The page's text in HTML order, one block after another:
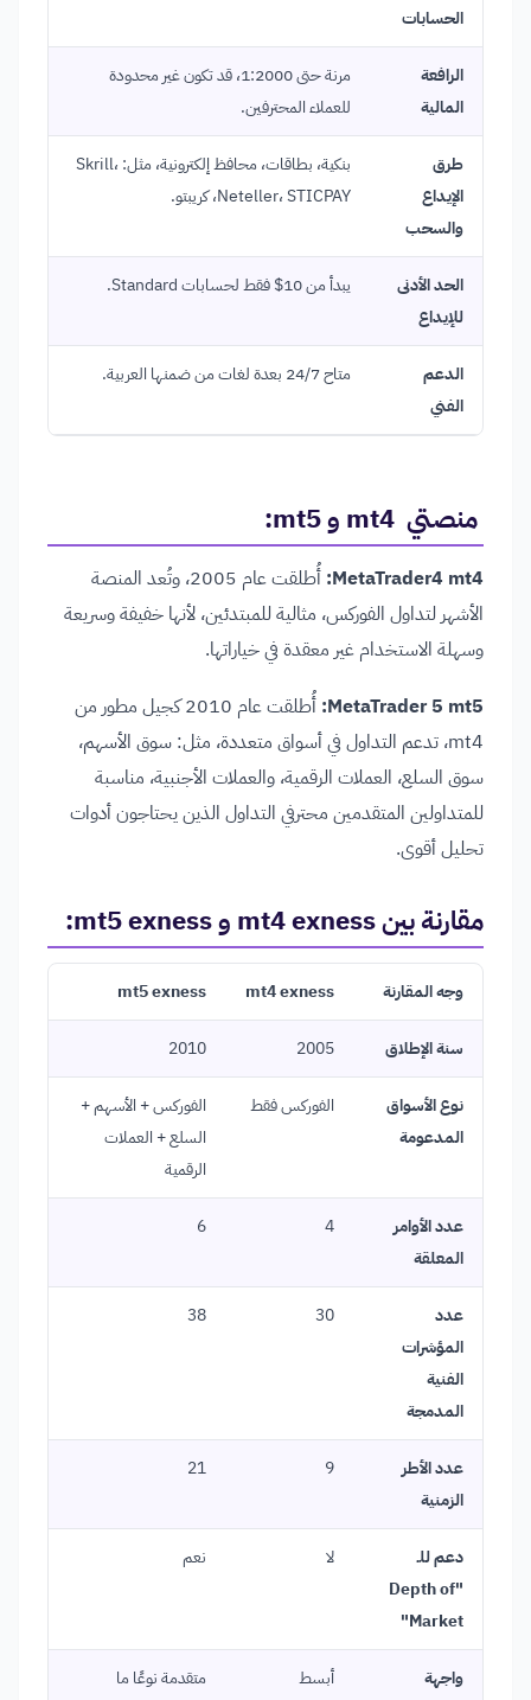
الحسابات
الرافعة
المالية
مرنة حتى 1:2000، قد تكون غير محدودة
للعملاء المحترفين.
طرق
الإيداع
والسحب
بنكية، بطاقات، محافظ إلكترونية، مثل: Skrill،
Neteller، STICPAY، كريبتو.
الحد الأدنى
للإيداع
يبدأ من 10$ فقط لحسابات Standard.
الدعم
الفني
متاح 24/7 بعدة لغات من ضمنها العربية.
منصتي mt4 و mt5:
MetaTrader4 mt4:
أُطلقت عام 2005، وتُعد المنصة
الأشهر لتداول الفوركس، مثالية للمبتدئين، لأنها خفيفة وسريعة
وسهلة الاستخدام غير معقدة في خياراتها.
MetaTrader 5 mt5:
أُطلقت عام 2010 كجيل مطور من
mt4، تدعم التداول في أسواق متعددة، مثل: سوق الأسهم،
سوق السلع، العملات الرقمية، والعملات الأجنبية، مناسبة
للمتداولين المتقدمين محترفي التداول الذين يحتاجون أدوات
تحليل أقوى.
مقارنة بين mt4 exness و mt5 exness:
وجه المقارنة mt4 exness
mt5 exness
سنة الإطلاق 2005
2010
نوع الأسواق
المدعومة
الفوركس فقط
الفوركس + الأسهم +
السلع + العملات
الرقمية
عدد الأوامر
المعلقة
4
6
عدد
المؤشرات
الفنية
المدمجة
30
38
عدد الأطر
الزمنية
9
21
دعم للـ
"Depth of
Market"
لا نعم
واجهة
أبسط متقدمة نوعًا ما